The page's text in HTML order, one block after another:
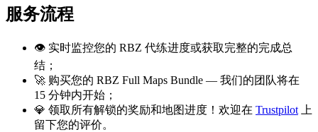
服务流程
👁️ 实时监控您的 RBZ 代练进度或获取完整的完成总
结；
🚀 购买您的 RBZ Full Maps Bundle — 我们的团队将在
15 分钟内开始；
💎 领取所有解锁的奖励和地图进度！欢迎在 Trustpilot 上
留下您的评价。